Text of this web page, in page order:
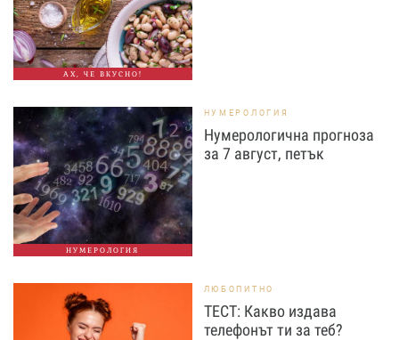
АХ, ЧЕ ВКУСНО!
НУМЕРОЛОГИЯ
НУМЕРОЛОГИЯ
Нумерологична прогноза
за 7 август, петък
ЛЮБОПИТНО
ТЕСТ: Какво издава
телефонът ти за теб?